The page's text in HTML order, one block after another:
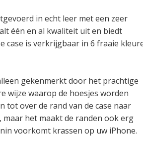
in echt leer met een zeer
één en al kwaliteit uit en biedt
case is verkrijgbaar in 6 fraaie
gekenmerkt door het prachtige
wijze waarop de hoesjes worden
over de rand van de case naar
het maakt de randen ook erg
voorkomt krassen op uw iPhone.